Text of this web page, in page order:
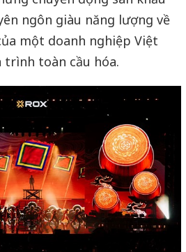
ngôn giàu năng lượng về
một doanh nghiệp Việt
trình toàn cầu hóa.